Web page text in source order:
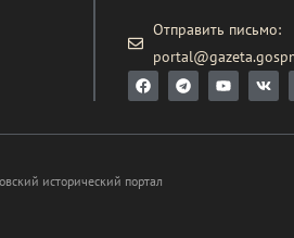
Отправить письмо:
исторический портал